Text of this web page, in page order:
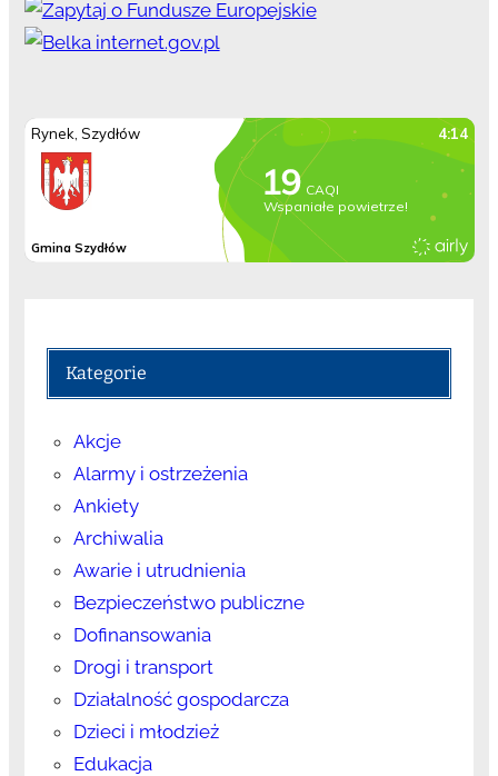
Kategorie
Akcje
Alarmy i ostrzeżenia
Ankiety
Archiwalia
Awarie i utrudnienia
Bezpieczeństwo publiczne
Dofinansowania
Drogi i transport
Działalność gospodarcza
Dzieci i młodzież
Edukacja